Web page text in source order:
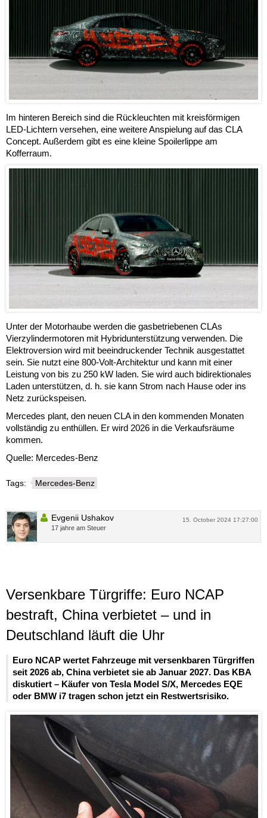
Im hinteren Bereich sind die Rückleuchten mit kreisförmigen
LED-Lichtern versehen, eine weitere Anspielung auf das CLA
Concept. Außerdem gibt es eine kleine Spoilerlippe am
Kofferraum.
Unter der Motorhaube werden die gasbetriebenen CLAs
Vierzylindermotoren mit Hybridunterstützung verwenden. Die
Elektroversion wird mit beeindruckender Technik ausgestattet
sein. Sie nutzt eine 800-Volt-Architektur und kann mit einer
Leistung von bis zu 250 kW laden. Sie wird auch bidirektionales
Laden unterstützen, d. h. sie kann Strom nach Hause oder ins
Netz zurückspeisen.
Mercedes plant, den neuen CLA in den kommenden Monaten
vollständig zu enthüllen. Er wird 2026 in die Verkaufsräume
kommen.
Quelle: Mercedes-Benz
Tags: Mercedes-Benz
15. October 2024 17:27:00
Evgenii Ushakov
17 jahre am Steuer
Versenkbare Türgriffe: Euro NCAP
bestraft, China verbietet – und in
Deutschland läuft die Uhr
Euro NCAP wertet Fahrzeuge mit versenkbaren Türgriffen
seit 2026 ab, China verbietet sie ab Januar 2027. Das KBA
diskutiert – Käufer von Tesla Model S/X, Mercedes EQE
oder BMW i7 tragen schon jetzt ein Restwertsrisiko.